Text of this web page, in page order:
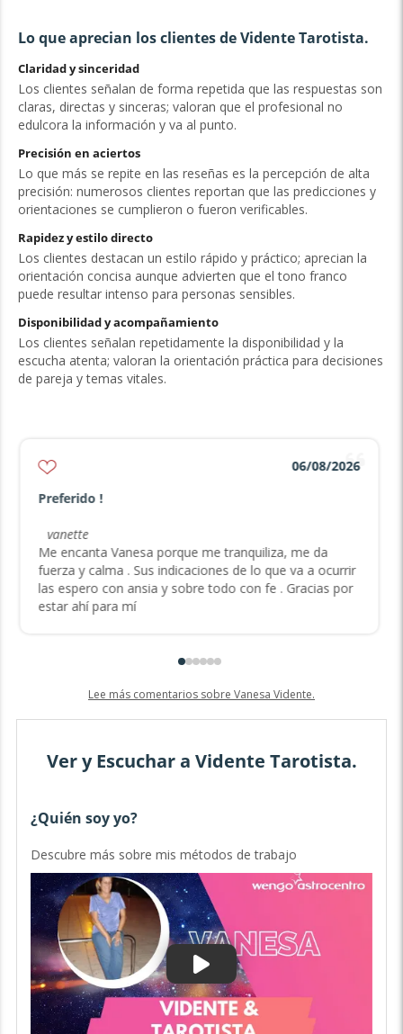
Lo que aprecian los clientes de Vidente Tarotista.
Claridad y sinceridad
Los clientes señalan de forma repetida que las respuestas son
claras, directas y sinceras; valoran que el profesional no
edulcora la información y va al punto.
Precisión en aciertos
Lo que más se repite en las reseñas es la percepción de alta
precisión: numerosos clientes reportan que las predicciones y
orientaciones se cumplieron o fueron verificables.
Rapidez y estilo directo
Los clientes destacan un estilo rápido y práctico; aprecian la
orientación concisa aunque advierten que el tono franco
puede resultar intenso para personas sensibles.
Disponibilidad y acompañamiento
Los clientes señalan repetidamente la disponibilidad y la
escucha atenta; valoran la orientación práctica para decisiones
de pareja y temas vitales.
Preferido !
06/08/2026
vanette
Me encanta Vanesa porque me tranquiliza, me da
fuerza y calma . Sus indicaciones de lo que va a ocurrir
las espero con ansia y sobre todo con fe . Gracias por
estar ahí para mí
Lee más comentarios sobre Vanesa Vidente.
Ver y Escuchar a Vidente Tarotista.
¿Quién soy yo?
Descubre más sobre mis métodos de trabajo